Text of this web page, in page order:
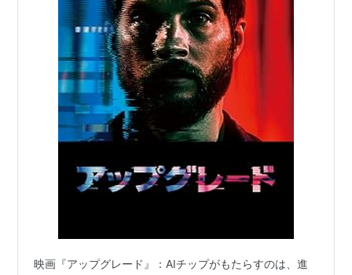
映画『アップグレード』：AIチップがもたらすのは、進